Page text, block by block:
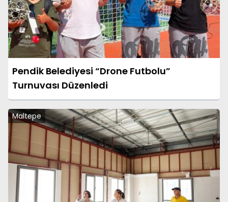
Pendik Belediyesi “Drone Futbolu”
Turnuvası Düzenledi
Maltepe